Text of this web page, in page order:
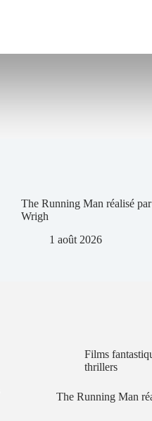
The Running Man réalisé
Wrigh
1 août 2026
Films
thrillers
The Running Man